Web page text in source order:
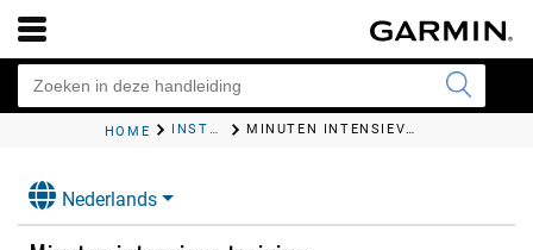
HOME INSTELLINGEN GEZONDHEID EN WELZIJN MINUTEN INTENSIEVE TRAINING
Nederlands